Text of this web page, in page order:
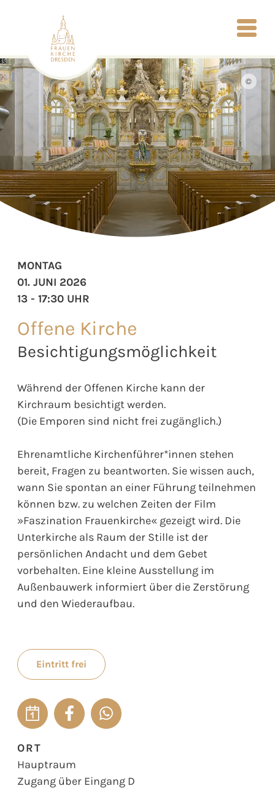
©
Offene Kirche
Besichtigungsmöglichkeit
Während der Offenen Kirche kann der
Kirchraum besichtigt werden.
(Die Emporen sind nicht frei zugänglich.)
Ehrenamtliche Kirchenführer*innen stehen
bereit, Fragen zu beantworten. Sie wissen auch,
wann Sie spontan an einer Führung teilnehmen
können bzw. zu welchen Zeiten der Film
»Faszination Frauenkirche« gezeigt wird. Die
Unterkirche als Raum der Stille ist der
persönlichen Andacht und dem Gebet
vorbehalten. Eine kleine Ausstellung im
Außenbauwerk informiert über die Zerstörung
und den Wiederaufbau.
Eintritt frei
MONTAG
01. JUNI 2026
13 - 17:30 UHR
ORT
Hauptraum
Zugang über Eingang D